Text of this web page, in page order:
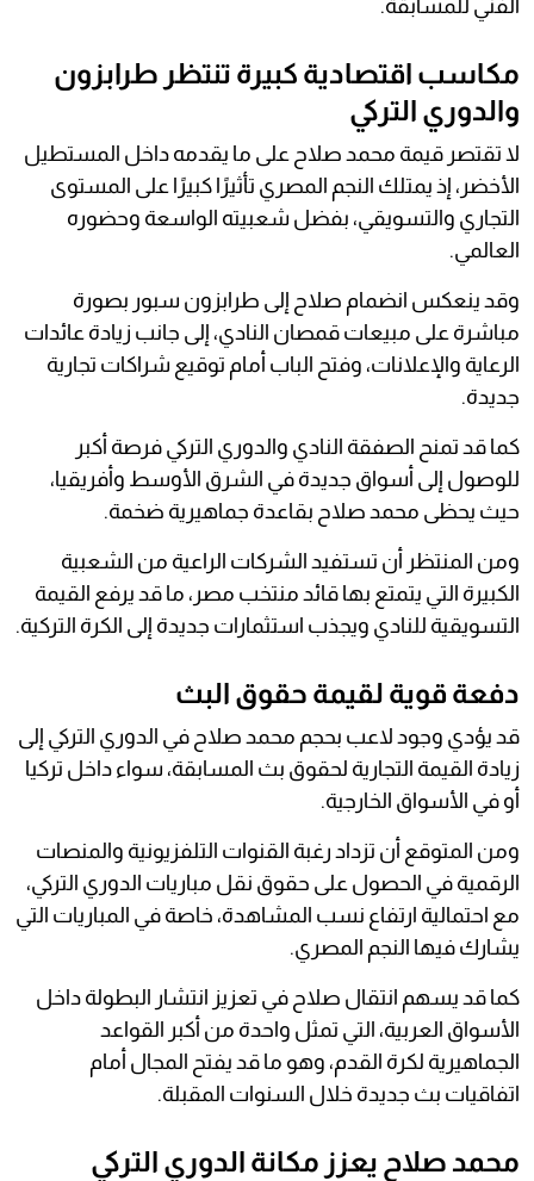
الفني للمسابقة.
مكاسب اقتصادية كبيرة تنتظر طرابزون
والدوري التركي
لا تقتصر قيمة محمد صلاح على ما يقدمه داخل المستطيل
الأخضر، إذ يمتلك النجم المصري تأثيرًا كبيرًا على المستوى
التجاري والتسويقي، بفضل شعبيته الواسعة وحضوره
العالمي.
وقد ينعكس انضمام صلاح إلى طرابزون سبور بصورة
مباشرة على مبيعات قمصان النادي، إلى جانب زيادة عائدات
الرعاية والإعلانات، وفتح الباب أمام توقيع شراكات تجارية
جديدة.
كما قد تمنح الصفقة النادي والدوري التركي فرصة أكبر
للوصول إلى أسواق جديدة في الشرق الأوسط وأفريقيا،
حيث يحظى محمد صلاح بقاعدة جماهيرية ضخمة.
ومن المنتظر أن تستفيد الشركات الراعية من الشعبية
الكبيرة التي يتمتع بها قائد منتخب مصر، ما قد يرفع القيمة
التسويقية للنادي ويجذب استثمارات جديدة إلى الكرة التركية.
دفعة قوية لقيمة حقوق البث
قد يؤدي وجود لاعب بحجم محمد صلاح في الدوري التركي إلى
زيادة القيمة التجارية لحقوق بث المسابقة، سواء داخل تركيا
أو في الأسواق الخارجية.
ومن المتوقع أن تزداد رغبة القنوات التلفزيونية والمنصات
الرقمية في الحصول على حقوق نقل مباريات الدوري التركي،
مع احتمالية ارتفاع نسب المشاهدة، خاصة في المباريات التي
يشارك فيها النجم المصري.
كما قد يسهم انتقال صلاح في تعزيز انتشار البطولة داخل
الأسواق العربية، التي تمثل واحدة من أكبر القواعد
الجماهيرية لكرة القدم، وهو ما قد يفتح المجال أمام
اتفاقيات بث جديدة خلال السنوات المقبلة.
محمد صلاح يعزز مكانة الدوري التركي